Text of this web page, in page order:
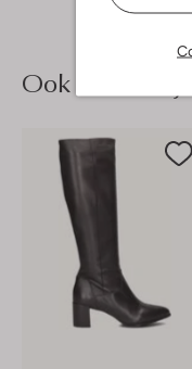
Ook iets voor